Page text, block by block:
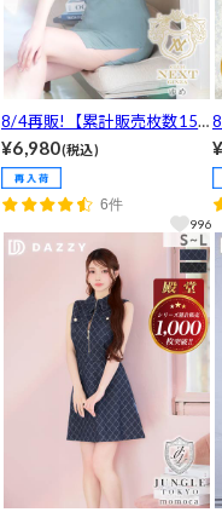
8/4再販!【累計販売枚数150
0枚突破！】[XSサイズ追加]
3日で即完した伝説のSEXY谷
間ジップアメスリビジュータ
イトミニ丈キャバドレス[XS-
L/4サイズ展開]
¥6,980(税込)
6件
996